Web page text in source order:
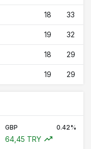
18 33
19 32
18 29
19 29
GBP 0.42%
64,45 TRY